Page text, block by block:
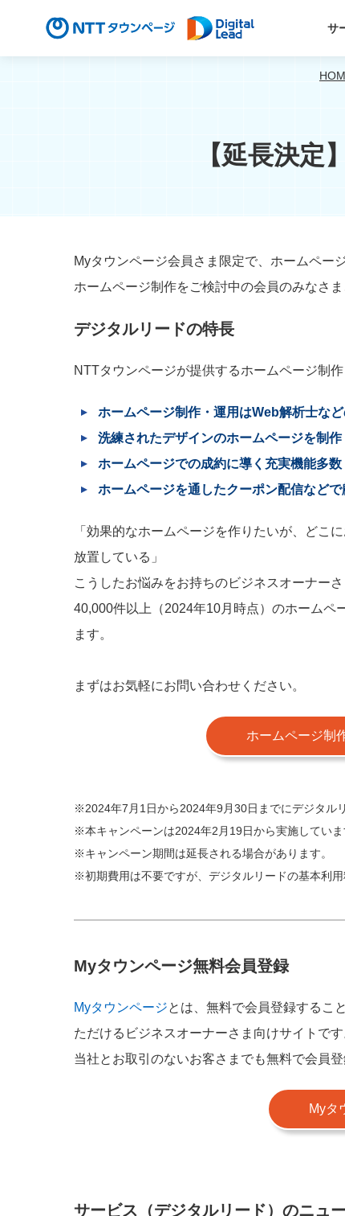
サ
【延長決定
Myタウンページ会員さま限定で、ホームペー
ホームページ制作をご検討中の会員のみなさ
デジタルリードの特長
NTTタウンページが提供するホームページ制
ホームページ制作・運用はWeb解析士な
洗練されたデザインのホームページを制作
ホームページでの成約に導く充実機能多
ホームページを通したクーポン配信などで
「効果的なホームページを作りたいが、どこ
放置している」
こうしたお悩みをお持ちのビジネスオーナー
40,000件以上（2024年10月時点）のホームペ
ます。
まずはお気軽にお問い合わせください。
ホームページ制
※2024年7月1日から2024年9月30日までにデジタル
※本キャンペーンは2024年2月19日から実施していま
※キャンペーン期間は延長される場合があります。
※初期費用は不要ですが、デジタルリードの基本利
Myタウンページ無料会員登録
Myタウンページとは、無料で会員登録するこ
ただけるビジネスオーナーさま向けサイトです
当社とお取引のないお客さまでも無料で会員
Myタ
サービス（デジタルリード）のニュ